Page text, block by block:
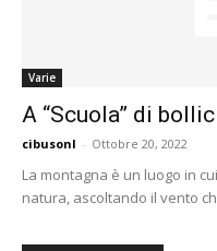
Varie
A “Scuola” di
cibusonl - Ottobre 20, 2022
La montagna è un luogo in
natura, ascoltando il vento